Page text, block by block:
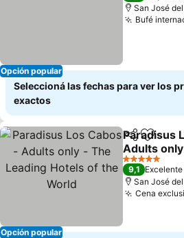
Opción popular
San José
Bufé
Seleccioná las fechas para ver los
exactos
Opción popular
Compartir
Añadir
Paradisus
Adults
Hotels of
5 Estrellas
9,1 Excelente
San José
Cena